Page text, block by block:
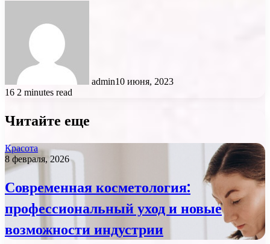
admin10 июня, 2023
16 2 minutes read
Читайте еще
Красота
8 февраля, 2026
Современная косметология:
профессиональный уход и новые
возможности индустрии